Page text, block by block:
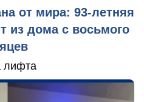
от мира: 93-летняя
из дома с восьмого
лифта